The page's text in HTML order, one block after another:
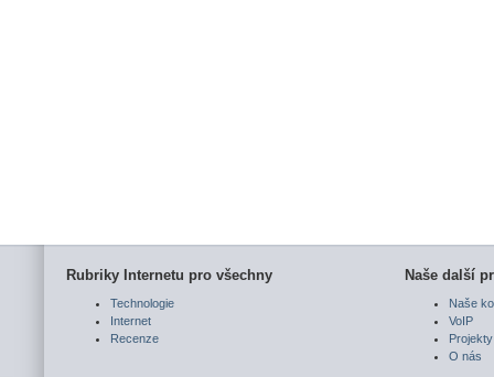
Rubriky Internetu pro všechny
Technologie
Internet
Recenze
Naše další
Naše
VoIP
Projekty
O nás